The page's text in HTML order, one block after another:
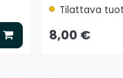
Lisää koriin
Tilattava
8,00 €